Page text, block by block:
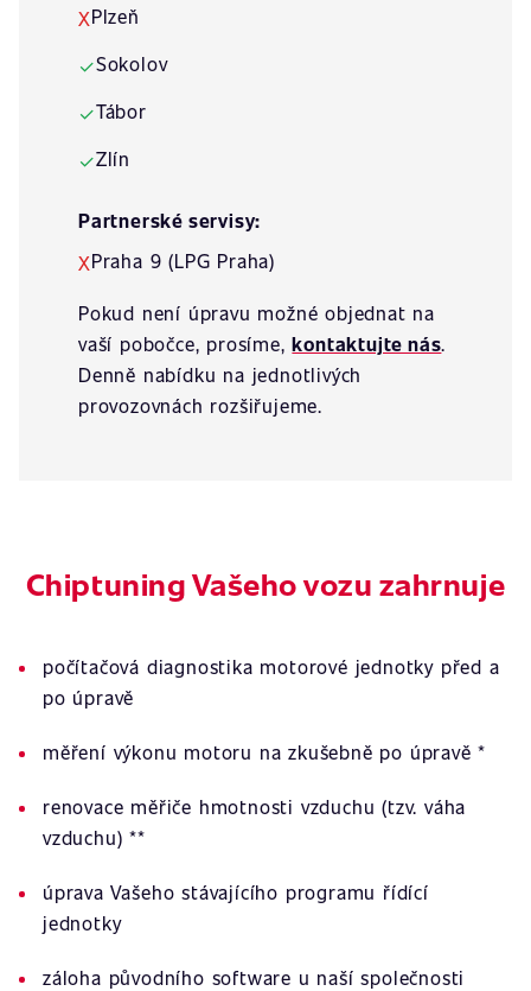
XPlzeň
✓Sokolov
✓Tábor
✓Zlín
Partnerské servisy:
XPraha 9 (LPG Praha)
Pokud není úpravu možné objednat na
vaší pobočce, prosíme,kontaktujte nás.
Denně nabídku na jednotlivých
provozovnách rozšiřujeme.
Chiptuning Vašeho vozu zahrnuje
počítačová diagnostika motorové jednotky před a
po úpravě
měření výkonu motoru na zkušebně po úpravě *
renovace měřiče hmotnosti vzduchu (tzv. váha
vzduchu) **
úprava Vašeho stávajícího programu řídící
jednotky
záloha původního software u naší společnosti